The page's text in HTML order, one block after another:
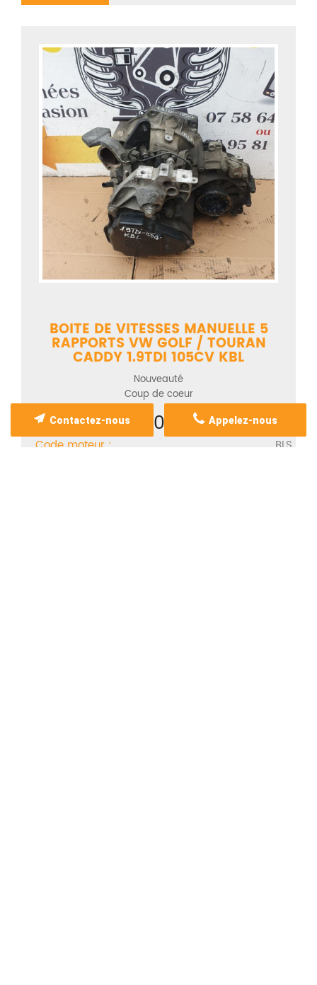
BOITE DE VITESSES MANUELLE 5
RAPPORTS VW GOLF / TOURAN
CADDY 1.9TDI 105CV KBL
Nouveauté
Coup de coeur
250 €
Code moteur :
BLS
Appelez-nous
Contactez-nous